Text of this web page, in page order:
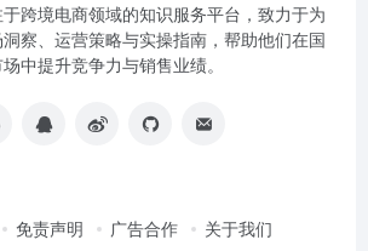
跨境电商领域的知识服务平台，致力于为
察、运营策略与实操指南，帮助他们在国
中提升竞争力与销售业绩。
免责声明 广告合作 关于我们